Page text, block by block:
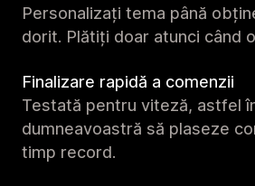
Personalizați tema până
dorit. Plătiți doar atunci când
Finalizare rapidă a comenzii
Testată pentru viteză, astfel
dumneavoastră să plaseze
timp record.